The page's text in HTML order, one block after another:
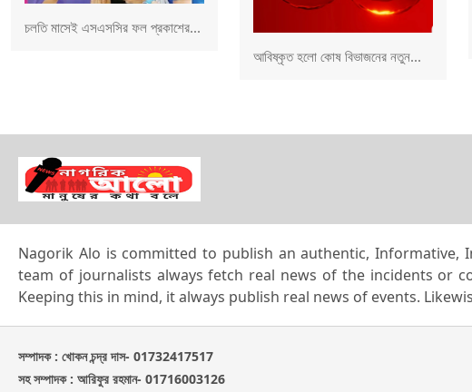
চলতি মাসেই এসএসসির ফল প্রকাশের...
আবিষ্কৃত হলো কোষ বিভাজনের নতুন...
Nagorik Alo is committed to publish an authentic, Informative,
team of journalists always fetch real news of the incidents or
Keeping this in mind, it always publish real news of events.
সম্পাদক : খোকন চন্দ্র দাস- 01732417517
সহ সম্পাদক : আরিফুর রহমান- 01716003126